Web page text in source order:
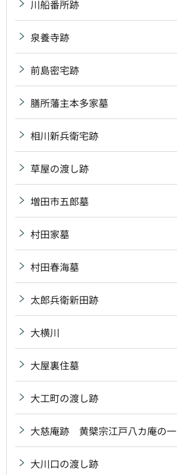
川船番所跡
泉養寺跡
前島密宅跡
膳所藩主本多家墓
相川新兵衛宅跡
草屋の渡し跡
増田市五郎墓
村田家墓
村田春海墓
太郎兵衛新田跡
大横川
大屋裏住墓
大工町の渡し跡
大慈庵跡 黄檗宗江戸八カ庵の一
大川口の渡し跡